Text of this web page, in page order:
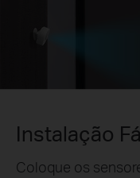
Instalação
Coloque os